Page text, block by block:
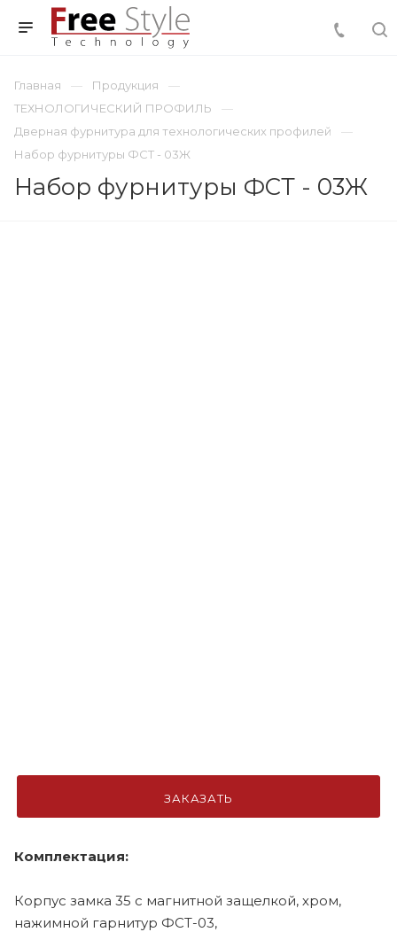
Главная
Продукция
ТЕХНОЛОГИЧЕСКИЙ ПРОФИЛЬ
Дверная фурнитура для технологических профилей
Набор фурнитуры ФСТ - 03Ж
Набор фурнитуры ФСТ - 03Ж
ЗАКАЗАТЬ
Комплектация:
Корпус замка 35 с магнитной защелкой, хром,
нажимной гарнитур ФСТ-03,